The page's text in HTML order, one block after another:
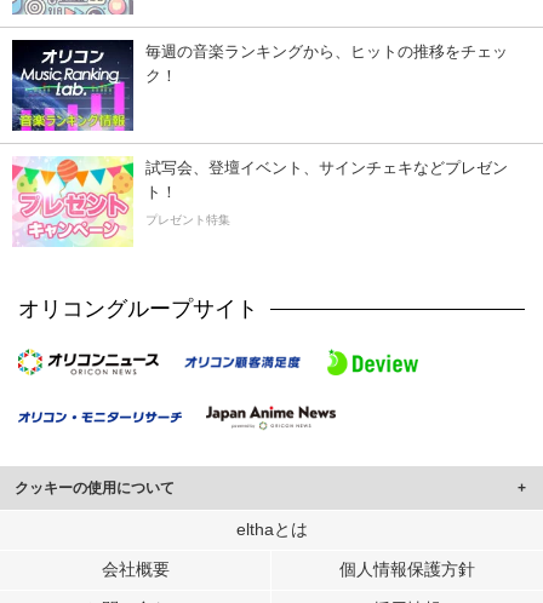
毎週の音楽ランキングから、ヒットの推移をチェッ
ク！
試写会、登壇イベント、サインチェキなどプレゼン
ト！
プレゼント特集
オリコングループサイト
クッキーの使用について
このサイトでは Cookie を使用して、ユーザーに合わせたコンテンツや広告の
行っています。
elthaとは
会社概要 個人情報保護方針